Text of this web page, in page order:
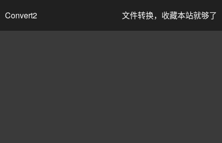
Convert2 文件转换，收藏本站就够了